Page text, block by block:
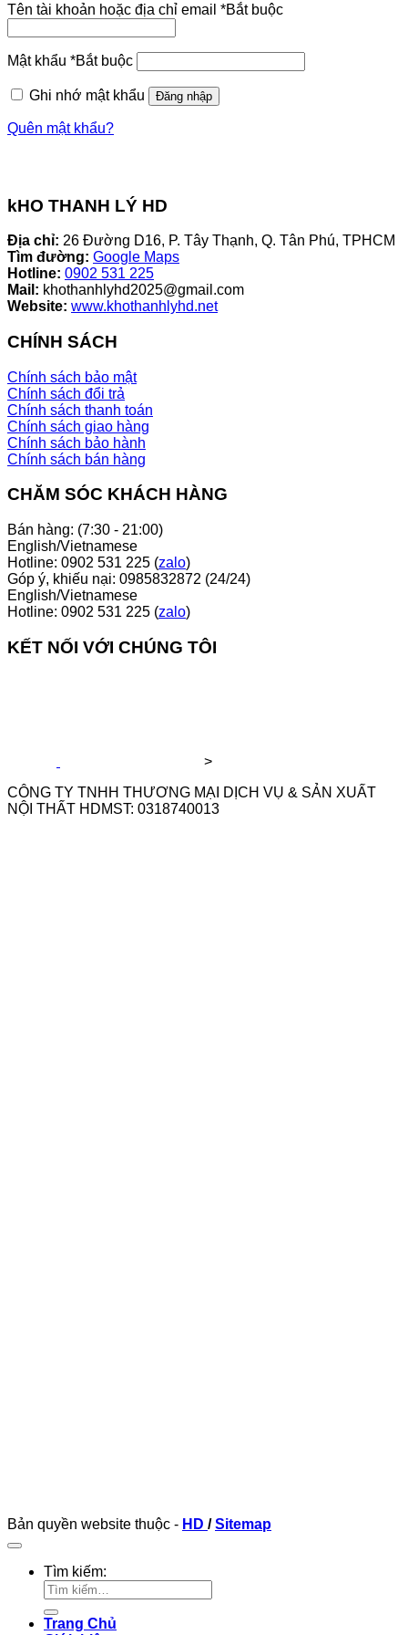
Tên tài khoản hoặc địa chỉ email *Bắt buộc
Mật khẩu *Bắt buộc
Ghi nhớ mật khẩu Đăng nhập
Quên mật khẩu?
kHO THANH LÝ HD
Địa chỉ: 26 Đường D16, P. Tây Thạnh, Q. Tân Phú, TPHCM
Tìm đường: Google Maps
Hotline: 0902 531 225
Mail: khothanhlyhd2025@gmail.com
Website: www.khothanhlyhd.net
CHÍNH SÁCH
Chính sách bảo mật
Chính sách đổi trả
Chính sách thanh toán
Chính sách giao hàng
Chính sách bảo hành
Chính sách bán hàng
CHĂM SÓC KHÁCH HÀNG
Bán hàng: (7:30 - 21:00)
English/Vietnamese
Hotline: 0902 531 225 (zalo)
Góp ý, khiếu nại: 0985832872 (24/24)
English/Vietnamese
Hotline: 0902 531 225 (zalo)
KẾT NỐI VỚI CHÚNG TÔI
>
CÔNG TY TNHH THƯƠNG MẠI DỊCH VỤ & SẢN XUẤT
NỘI THẤT HDMST: 0318740013
Bản quyền website thuộc - HD /Sitemap
Tìm kiếm:
Trang Chủ